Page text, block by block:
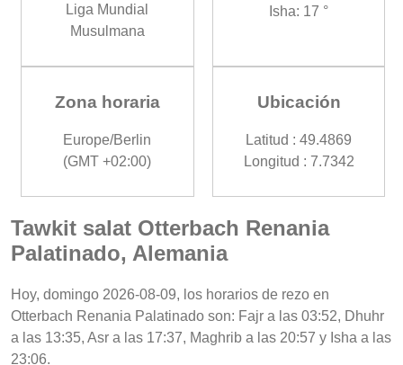
Liga Mundial
Musulmana
Isha: 17 °
Zona horaria
Europe/Berlin
(GMT +02:00)
Ubicación
Latitud : 49.4869
Longitud : 7.7342
Tawkit salat Otterbach Renania
Palatinado, Alemania
Hoy, domingo 2026-08-09, los horarios de rezo en
Otterbach Renania Palatinado son: Fajr a las 03:52, Dhuhr
a las 13:35, Asr a las 17:37, Maghrib a las 20:57 y Isha a las
23:06.